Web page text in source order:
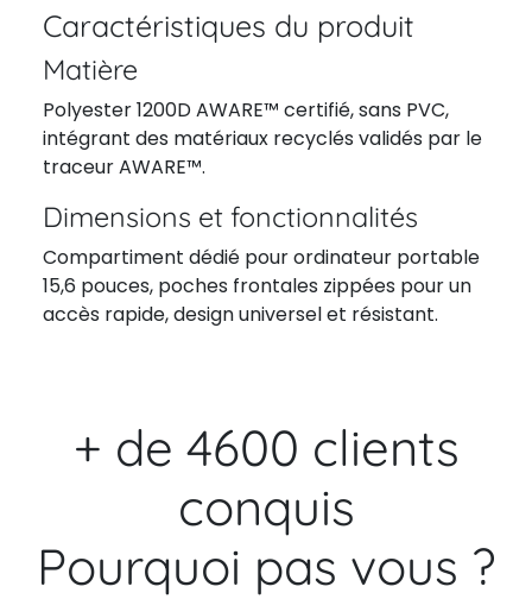
Caractéristiques du produit
Matière
Polyester 1200D AWARE™ certifié, sans PVC,
intégrant des matériaux recyclés validés par le
traceur AWARE™.
Dimensions et fonctionnalités
Compartiment dédié pour ordinateur portable
15,6 pouces, poches frontales zippées pour un
accès rapide, design universel et résistant.
+ de 4600 clients
conquis
Pourquoi pas vous ?